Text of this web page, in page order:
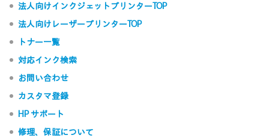
法人向けインクジェットプリンターTOP
法人向けレーザープリンターTOP
トナー一覧
対応インク検索
お問い合わせ
カスタマ登録
HP サポート
修理、保証について